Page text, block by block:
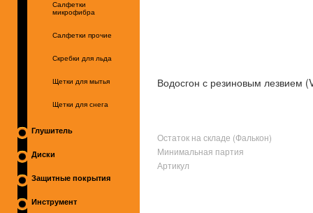
Салфетки
микрофибра
Салфетки прочие
Скребки для льда
Щетки для мытья
Щетки для снега
Глушитель
Диски
Защитные покрытия
Инструмент
Водосгон с резиновым лезвием
Остаток на складе (Фалькон)
Минимальная партия
Артикул